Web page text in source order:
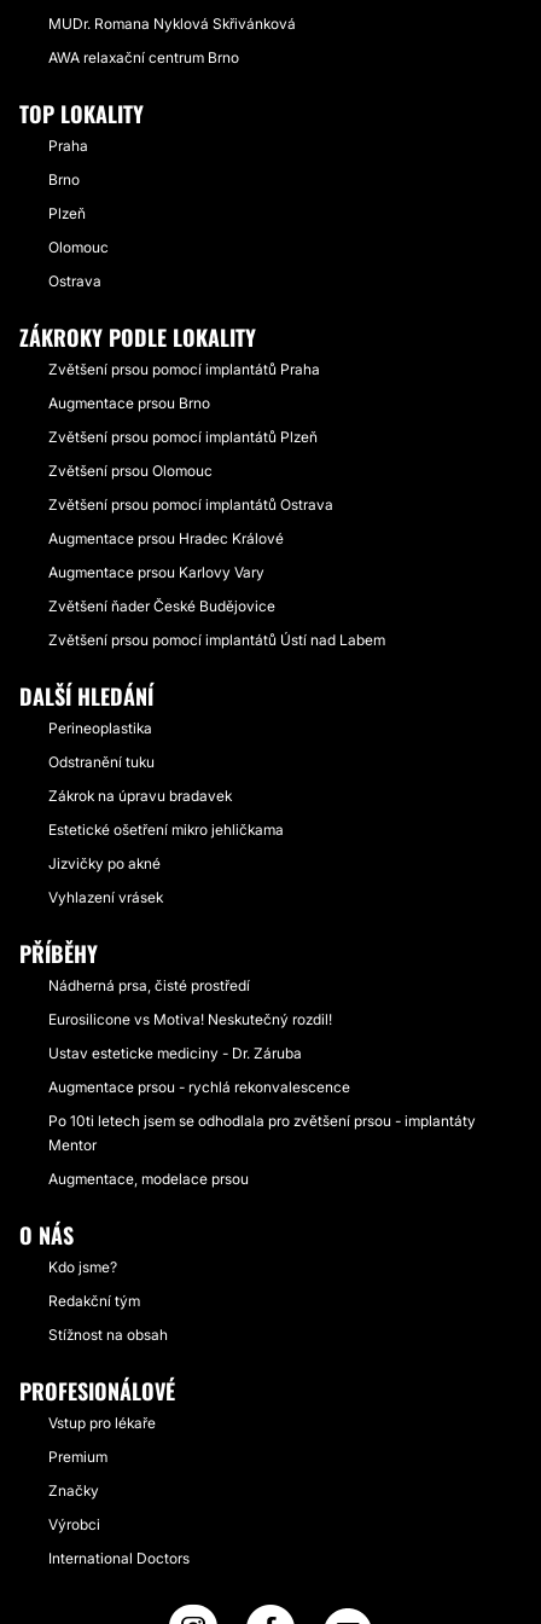
MUDr. Romana Nyklová Skřivánková
AWA relaxační centrum Brno
TOP LOKALITY
Praha
Brno
Plzeň
Olomouc
Ostrava
ZÁKROKY PODLE LOKALITY
Zvětšení prsou pomocí implantátů Praha
Augmentace prsou Brno
Zvětšení prsou pomocí implantátů Plzeň
Zvětšení prsou Olomouc
Zvětšení prsou pomocí implantátů Ostrava
Augmentace prsou Hradec Králové
Augmentace prsou Karlovy Vary
Zvětšení ňader České Budějovice
Zvětšení prsou pomocí implantátů Ústí nad Labem
DALŠÍ HLEDÁNÍ
Perineoplastika
Odstranění tuku
Zákrok na úpravu bradavek
Estetické ošetření mikro jehličkama
Jizvičky po akné
Vyhlazení vrásek
PŘÍBĚHY
Nádherná prsa, čisté prostředí
Eurosilicone vs Motiva! Neskutečný rozdil!
Ustav esteticke mediciny - Dr. Záruba
Augmentace prsou - rychlá rekonvalescence
Po 10ti letech jsem se odhodlala pro zvětšení prsou - implantáty
Mentor
Augmentace, modelace prsou
O NÁS
Kdo jsme?
Redakční tým
Stížnost na obsah
PROFESIONÁLOVÉ
Vstup pro lékaře
Premium
Značky
Výrobci
International Doctors